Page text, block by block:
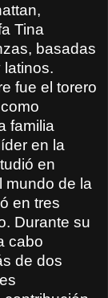
Tina
basadas
fue el torero
familia
en la
en
mundo de la
en tres
Durante su
cabo
de dos